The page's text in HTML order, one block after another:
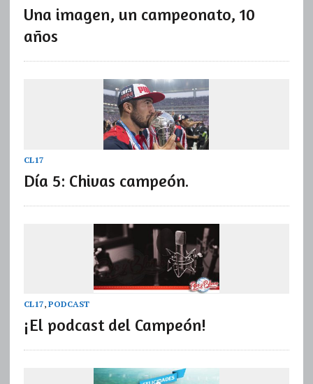
Una imagen, un campeonato, 10
años
CL17
Día 5: Chivas campeón.
CL17, PODCAST
¡El podcast del Campeón!